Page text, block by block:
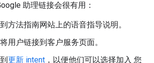
助理链接会很有用：
方法指南网站上的语音指导说明。
用户链接到客户服务页面。
更新 intent ，以便他们可以选择加入 您